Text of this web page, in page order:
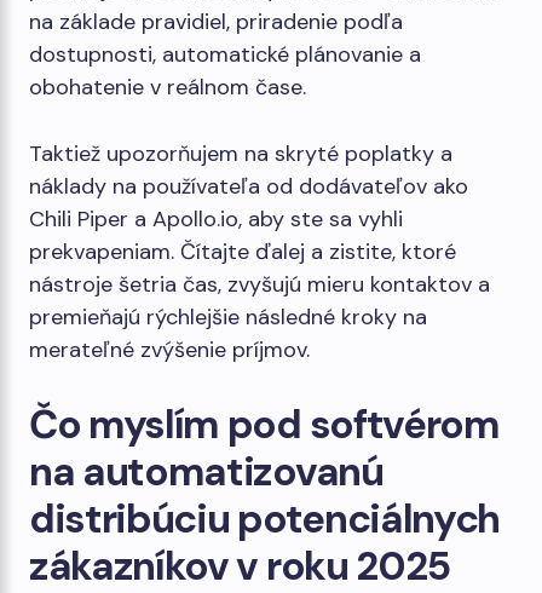
na základe pravidiel, priradenie podľa
dostupnosti, automatické plánovanie a
obohatenie v reálnom čase.
Taktiež upozorňujem na skryté poplatky a
náklady na používateľa od dodávateľov ako
Chili Piper a Apollo.io, aby ste sa vyhli
prekvapeniam. Čítajte ďalej a zistite, ktoré
nástroje šetria čas, zvyšujú mieru kontaktov a
premieňajú rýchlejšie následné kroky na
merateľné zvýšenie príjmov.
Čo myslím pod softvérom
na automatizovanú
distribúciu potenciálnych
zákazníkov v roku 2025